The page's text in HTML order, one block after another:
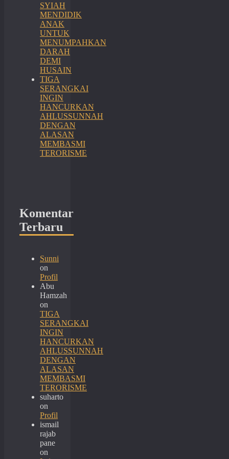
SYIAH
MENDIDIK
ANAK
UNTUK
MENUMPAHKAN
DARAH
DEMI
HUSAIN
TIGA
SERANGKAI
INGIN
HANCURKAN
AHLUSSUNNAH
DENGAN
ALASAN
MEMBASMI
TERORISME
Komentar
Terbaru
Sunni
on
Profil
Abu
Hamzah
on
TIGA
SERANGKAI
INGIN
HANCURKAN
AHLUSSUNNAH
DENGAN
ALASAN
MEMBASMI
TERORISME
suharto
on
Profil
ismail
rajab
pane
on